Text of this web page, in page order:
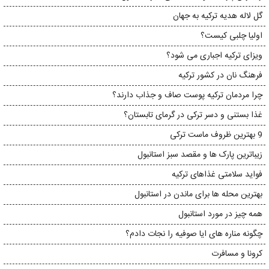
گل لاله هدیه ترکیه به جهان
اولیا چلبی کیست؟
ویزای ترکیه اجباری می شود؟
فرهنگ نان در کشور ترکیه
چرا مردمان ترکیه پوست صاف و جذاب دارند؟
غذا بستنی و دسر ترکی در گرمای تابستان؟
9 بهترین ظروف ماست ترکی
زیباترین پارک ها و مقصد سبز استانبول
فواید سلامتی غذاهای ترکیه
بهترین محله ها برای ماندن در استانبول
همه چیز در مورد استانبول
چگونه مناره های ایا صوفیه را نجات دادم؟
کرونا و مسافرت